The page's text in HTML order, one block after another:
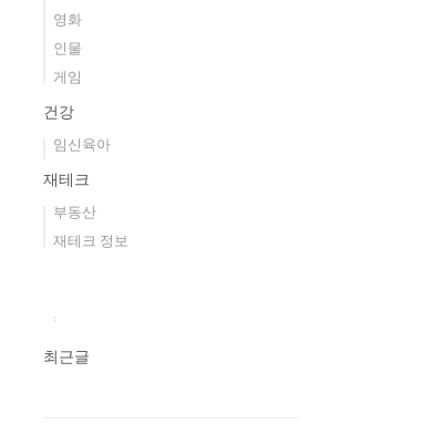
영화
인물
게임
건강
임신육아
재테크
부동산
재테크 정보
최근글